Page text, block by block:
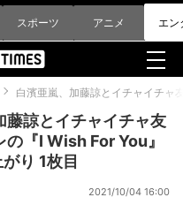
スポーツ アニメ エン
白濱亜嵐、加藤諒とイチャイチャ
藤諒とイチャイチャ友
『I Wish For You』
り 1枚目
2021/10/04 16:00